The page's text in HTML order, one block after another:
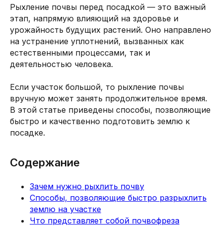
Рыхление почвы перед посадкой — это важный
этап, напрямую влияющий на здоровье и
урожайность будущих растений. Оно направлено
на устранение уплотнений, вызванных как
естественными процессами, так и
деятельностью человека.
Если участок большой, то рыхление почвы
вручную может занять продолжительное время.
В этой статье приведены способы, позволяющие
быстро и качественно подготовить землю к
посадке.
Содержание
Зачем нужно рыхлить почву
Способы, позволяющие быстро разрыхлить
землю на участке
Что представляет собой почвофреза